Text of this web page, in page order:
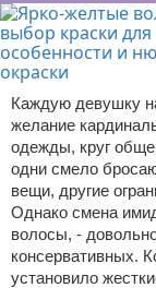
Каждую девушку
желание
одежды, круг
одни смело
вещи, другие
Однако смена
волосы, -
консервативных.
установило